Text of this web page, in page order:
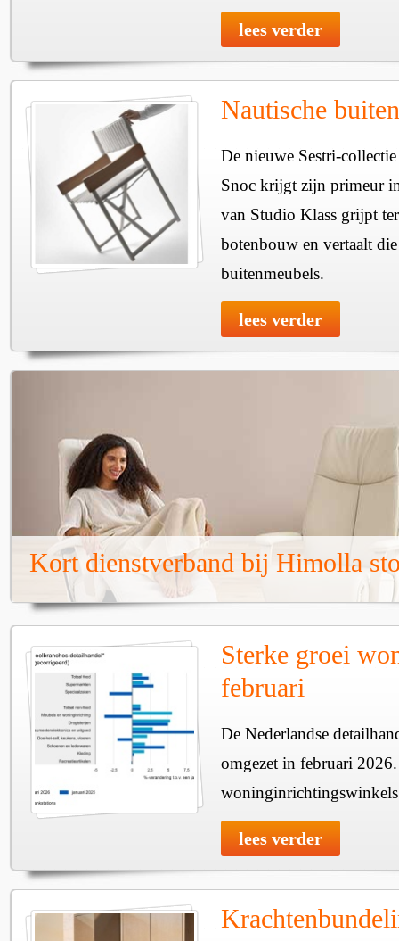
lees verder
Nautische
De nieuwe Sestri-
Snoc krijgt zijn primeur
van Studio Klass grijpt
botenbouw en vertaalt die
buitenmeubels.
lees verder
Kort dienstverband bij Himolla
Sterke groei
februari
De Nederlandse
omgezet in februari
woninginrichtingswinkels
lees verder